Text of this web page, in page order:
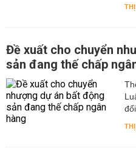
Đề xuất cho chuyển
sản đang thế chấp